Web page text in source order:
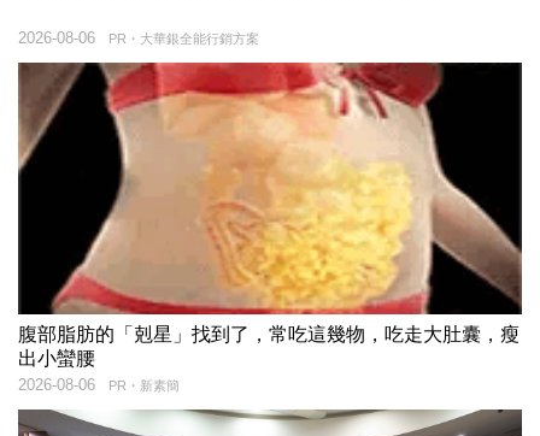
PR・大華銀全能行銷方案
2026-08-06
腹部脂肪的「剋星」找到了，常吃這幾物，吃走大肚囊，瘦
出小蠻腰
PR・新素簡
2026-08-06